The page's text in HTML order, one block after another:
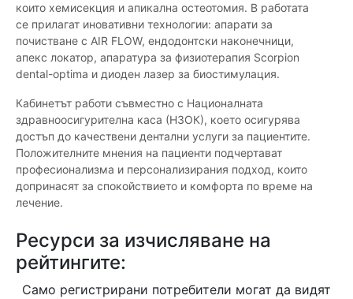
които хемисекция и апикална остеотомия. В работата
се прилагат иновативни технологии: апарати за
почистване с AIR FLOW, ендодонтски наконечници,
апекс локатор, апаратура за физиотерапия Scorpion
dental-optima и диоден лазер за биостимулация.
Кабинетът работи съвместно с Националната
здравноосигурителна каса (НЗОК), което осигурява
достъп до качествени дентални услуги за пациентите.
Положителните мнения на пациенти подчертават
професионализма и персонализирания подход, които
допринасят за спокойствието и комфорта по време на
лечение.
Ресурси за изчисляване на
рейтингите:
Само регистрирани потребители могат да видят